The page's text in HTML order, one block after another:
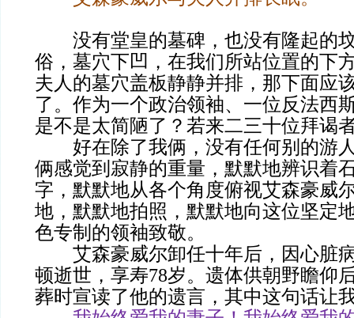
没有堂皇的墓碑，也没有隆起的
俗，墓穴下凹，在我们所站位置的下
夫人的墓穴盖板静静并排，那下面应
了。作为一个政治领袖、一位反法西
是不是太简陋了？若来二三十位拜谒
好在除了我俩，没有任何别的游
俩感觉到寂静的重量，默默地辨识着
字，默默地从各个角度俯视艾森豪威
地，默默地拍照，默默地向这位坚定
色专制的领袖致敬。
艾森豪威尔卸任十年后，因心脏
顿逝世，享寿78岁。遗体供朝野瞻仰
葬时宣读了他的遗言，其中这句话让